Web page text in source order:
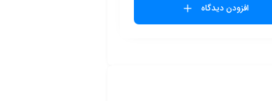
افزودن دیدگاه